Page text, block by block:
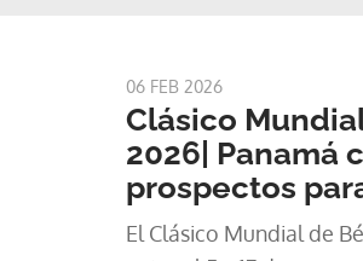
06 FEB 2026
Clásico
2026| Panamá
prospectos
El Clásico Mundial de